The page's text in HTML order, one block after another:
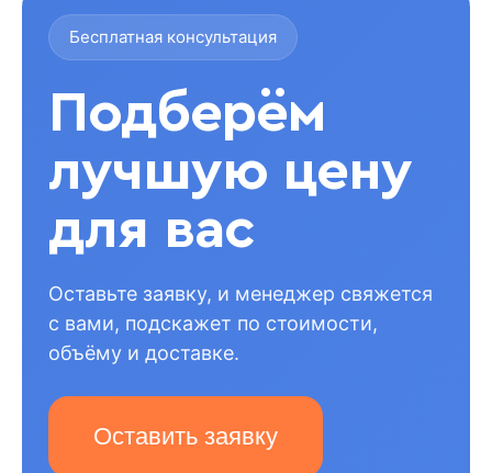
Бесплатная консультация
Подберём
лучшую цену
для вас
Оставьте заявку, и менеджер свяжется
с вами, подскажет по стоимости,
объёму и доставке.
Оставить заявку